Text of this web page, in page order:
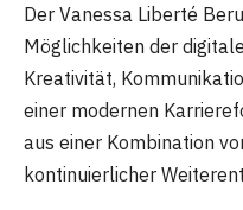
Der Vanessa Liberté
Möglichkeiten der
Kreativität,
einer modernen
aus einer Kombination
kontinuierlicher